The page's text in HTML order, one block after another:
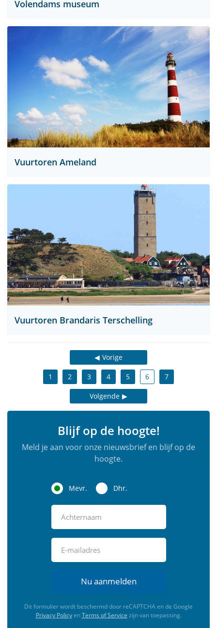
Volendams museum
Vuurtoren Ameland
Vuurtoren Brandaris Terschelling
Vorige
1 2 3 4 5 6 7
Volgende
Blijf op de hoogte!
Meld je aan voor onze nieuwsbrief en blijf op de
hoogte.
Mevr. Dhr.
Nu aanmelden
Dit formulier wordt beschermd door reCAPTCHA en de Google
Privacy PolicyenTerms of Service zijn van toepassing.